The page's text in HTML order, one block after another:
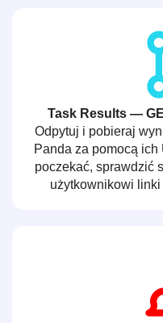
Task Results —
Odpytuj i pobieraj
Panda za pomocą
poczekać, sprawdzić
użytkownikowi